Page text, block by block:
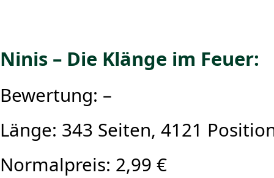
Ninis – Die Klänge im Feuer:
Bewertung: –
Länge: 343 Seiten, 4121
Normalpreis: 2,99 €